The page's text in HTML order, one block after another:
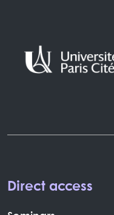
Direct access